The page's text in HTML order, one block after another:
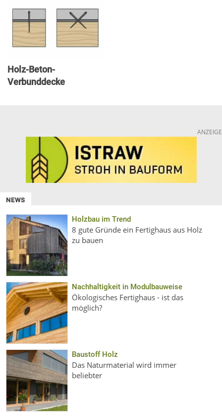
Holz-Beton-
Verbunddecke
ANZEIGE
NEWS
Holzbau im Trend
8 gute Gründe ein Fertighaus aus Holz
zu bauen
Nachhaltigkeit in Modulbauweise
Ökologisches Fertighaus - ist das
möglich?
Baustoff Holz
Das Naturmaterial wird immer
beliebter